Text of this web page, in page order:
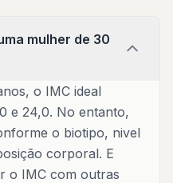
mulher de 30
o IMC ideal
e 24,0. No entanto,
o biotipo, nivel
corporal. E
o IMC com outras